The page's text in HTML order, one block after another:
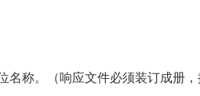
称。（响应文件必须装订成册，